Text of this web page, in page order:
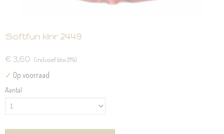
Softfun klnr 2449
€ 3,60 (inclusief btw 21%)
✓ Op voorraad
Aantal